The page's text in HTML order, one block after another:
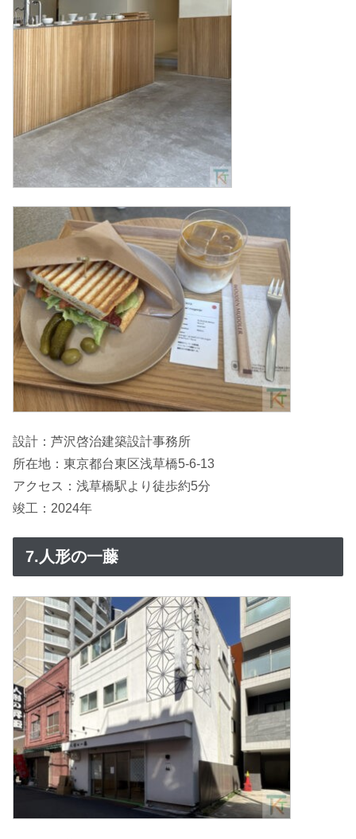
設計：芦沢啓治建築設計事務所
所在地：東京都台東区浅草橋5-6-13
アクセス：浅草橋駅より徒歩約5分
竣工：2024年
7.人形の一藤